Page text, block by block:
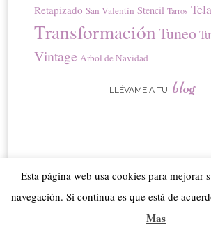
Retapizado San Valentín Stencil Tarros Tela
TransformaciónTuneo
Vintage Árbol de Navidad
LLÉVAME A TU blog
Esta página web usa cookies para mejorar
navegación. Si continua es que está de
Mas